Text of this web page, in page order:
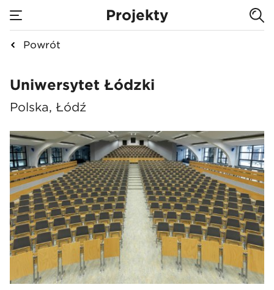
Projekty
Powrót
Uniwersytet Łódzki
Uniwersytet Łódzki
Polska, Łódź